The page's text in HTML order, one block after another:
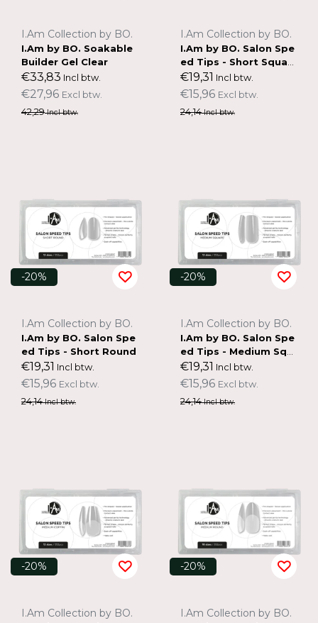
I.Am Collection by BO.
I.Am by BO. Soakable
Builder Gel Clear
€33,83 Incl btw.
€27,96 Excl btw.
42,29Incl btw.
I.Am Collection by BO.
I.Am by BO. Salon Spe
ed Tips - Short Squar
e
€19,31 Incl btw.
€15,96 Excl btw.
24,14Incl btw.
-20%
I.Am Collection by BO.
I.Am by BO. Salon Spe
ed Tips - Short Round
€19,31 Incl btw.
€15,96 Excl btw.
24,14Incl btw.
-20%
I.Am Collection by BO.
I.Am by BO. Salon Spe
ed Tips - Medium Squ
are
€19,31 Incl btw.
€15,96 Excl btw.
24,14Incl btw.
-20%
I.Am Collection by BO.
-20%
I.Am Collection by BO.